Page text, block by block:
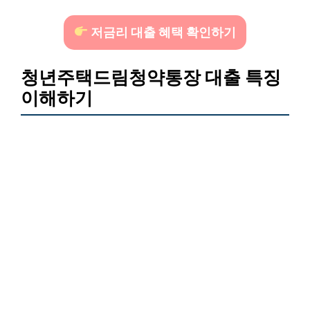
저금리 대출 혜택 확인하기
청년주택드림청약통장 대출 특징
이해하기